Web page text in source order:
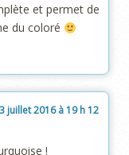
et permet de
du coloré
juillet 2016 à 19 h 12
!